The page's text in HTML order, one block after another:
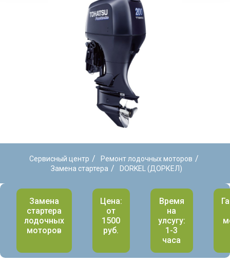
Сервисный центр / Ремонт лодочных моторов /
Замена стартера / DORKEL (ДОРКЕЛ)
Замена
стартера
лодочных
моторов
Цена:
от
1500
руб.
Время
на
улсугу:
1-3
часа